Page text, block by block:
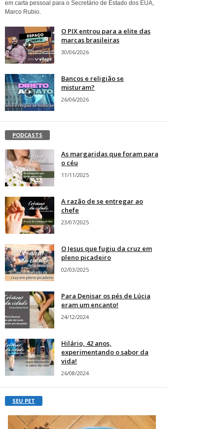
em carta pessoal para o Secretário de Estado dos EUA,
Marco Rubio.
O PIX entrou para a elite das
marcas brasileiras
30/06/2026
Bancos e religião se
misturam?
26/06/2026
PODCASTS
As margaridas que foram para
o céu
11/11/2025
A razão de se entregar ao
chefe
23/07/2025
O Jesus que fugiu da cruz em
pleno picadeiro
02/03/2025
Para Denisar os pés de Lúcia
eram um encanto!
24/12/2024
Hilário, 42 anos,
experimentando o sabor da
vida!
26/08/2024
SEU PET